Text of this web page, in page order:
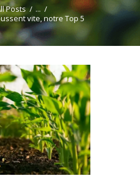
Posts
...
vite, notre Top 5